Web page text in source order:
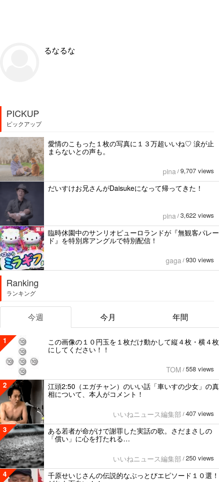
るなるな
PICKUP
ピックアップ
愛情のこもった１枚の写真に１３万超いいね♡ 涙が止
まらないとの声も。
pina / 9,707 views
だいすけお兄さんがDaisukeになって帰ってきた！
pina / 3,622 views
臨時休園中のサンリオピューロランドが『無観客パレー
ド』を特別席アングルで特別配信！
gaga / 930 views
Ranking
ランキング
今週 今月 年間
1
この画像の１０円玉を１枚だけ動かして縦４枚・横４枚
にしてください！！
TOM / 558 views
2
江頭2:50（エガチャン）のいい話「車いすの少女」の真
相について、本人がコメント！
いいねニュース編集部 / 407 views
3
ある若者が命がけで謝罪した実話の歌。さだまさしの
「償い」に心を打たれる…
いいねニュース編集部 / 250 views
4
千原せいじさんの伝説的なぶっとびエピソード１０選！